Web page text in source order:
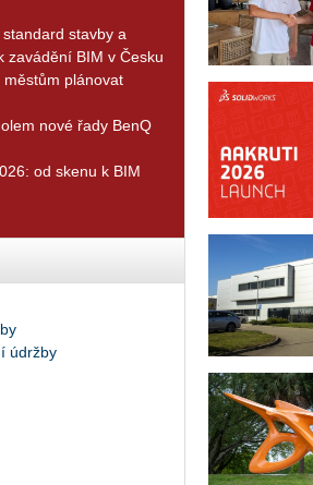
stavby a
zavádění BIM v Česku
plánovat
nové řady BenQ
od skenu k BIM
údržby